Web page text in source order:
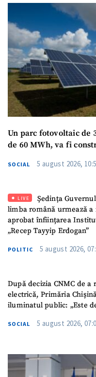
Un parc fotovoltaic de
de 60 MWh, va fi
SOCIAL 5 august 2026,
LIVE
Ședința
limba română urmează
aprobat înființarea
„Recep Tayyip Erdogan”
POLITIC 5 august 2026,
După decizia CNMC de
electrică, Primăria
iluminatul public: „Este
SOCIAL 5 august 2026,